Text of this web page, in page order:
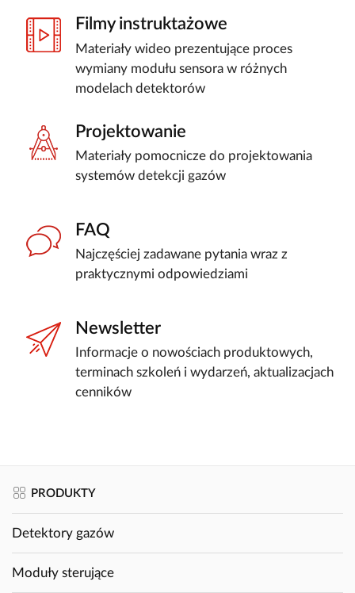
Filmy instruktażowe
Materiały wideo prezentujące proces
wymiany modułu sensora w różnych
modelach detektorów
Projektowanie
Materiały pomocnicze do projektowania
systemów detekcji gazów
FAQ
Najczęściej zadawane pytania wraz z
praktycznymi odpowiedziami
Newsletter
Informacje o nowościach produktowych,
terminach szkoleń i wydarzeń, aktualizacjach
cenników
PRODUKTY
Detektory gazów
Moduły sterujące